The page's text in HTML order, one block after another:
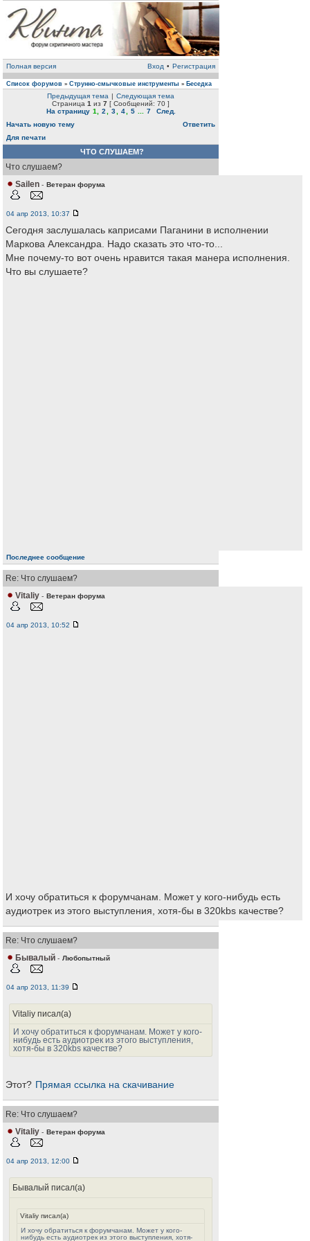
Полная версия Вход • Регистрация
Список форумов » Струнно-смычковые инструменты » Беседка
Предыдущая тема | Следующая тема
Страница 1 из 7 [ Сообщений: 70 ]
На страницу 1 2 3 4 5 7
След.
Начать новую тему
Ответить
Для печати
ЧТО СЛУШАЕМ?
Что слушаем?
Sailen - Ветеран форума
04 апр 2013, 10:37
Сегодня заслушалась каприсами Паганини в исполнении
Маркова Александра. Надо сказать это что-то...
Мне почему-то вот очень нравится такая манера исполнения.
Что вы слушаете?
Последнее сообщение
Re: Что слушаем?
Vitaliy - Ветеран форума
04 апр 2013, 10:52
И хочу обратиться к форумчанам. Может у кого-нибудь есть
аудиотрек из этого выступления, хотя-бы в 320kbs качестве?
Re: Что слушаем?
Бывалый - Любопытный
04 апр 2013, 11:39
Vitaliy писал(а)
И хочу обратиться к форумчанам. Может у кого-
нибудь есть аудиотрек из этого выступления,
хотя-бы в 320kbs качестве?
Этот? Прямая ссылка на скачивание
Re: Что слушаем?
Vitaliy - Ветеран форума
04 апр 2013, 12:00
Бывалый писал(а)
Vitaliy писал(а)
И хочу обратиться к форумчанам. Может у кого-
нибудь есть аудиотрек из этого выступления, хотя-